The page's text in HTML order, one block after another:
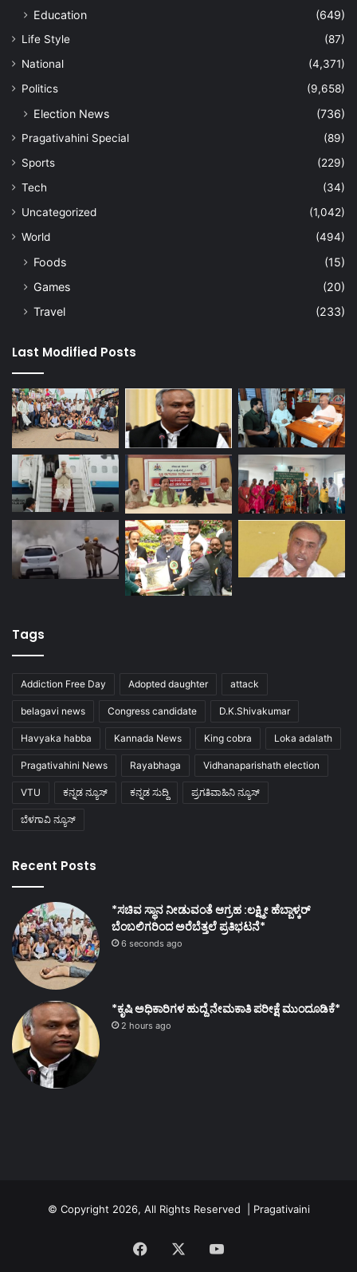
Education
(649)
Life Style
(87)
National
(4,371)
Politics
(9,658)
Election News (736)
Pragativahini Special
(89)
Sports
(229)
Tech
(34)
Uncategorized
(1,042)
World
(494)
Foods
(15)
Games
(20)
Travel
(233)
Last Modified Posts
Tags
Addiction Free Day Adopted daughter attack
belagavi news Congress candidate D.K.Shivakumar
Havyaka habba Kannada News King cobra Loka adalath
Pragativahini News Rayabhaga Vidhanaparishath election
VTU ಕನ್ನಡ ನ್ಯೂಸ್ ಕನ್ನಡ ಸುದ್ದಿ ಪ್ರಗತಿವಾಹಿನಿ ನ್ಯೂಸ್
ಬೆಳಗಾವಿ ನ್ಯೂಸ್
Recent Posts
*ಸಚಿವ ಸ್ಥಾನ ನೀಡುವಂತೆ ಆಗ್ರಹ :ಲಕ್ಷ್ಮೀ ಹೆಬ್ಬಾಳ್ಕರ್
ಬೆಂಬಲಿಗರಿಂದ ಅರೆಬೆತ್ತಲೆ ಪ್ರತಿಭಟನೆ*
6 seconds ago
*ಕೃಷಿ ಅಧಿಕಾರಿಗಳ ಹುದ್ದೆ ನೇಮಕಾತಿ ಪರೀಕ್ಷೆ ಮುಂದೂಡಿಕೆ*
2 hours ago
© Copyright 2026, All Rights Reserved | Pragativaini
Facebook YouTube